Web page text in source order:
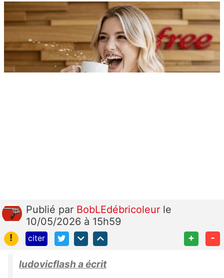
Publié par BobLEdébricoleur le
10/05/2026 à 15h59
!
citer + -
ludovicflash a écrit